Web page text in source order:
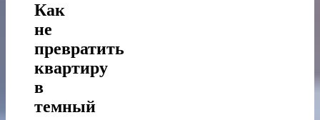
Как
не
превратить
квартиру
в
темный